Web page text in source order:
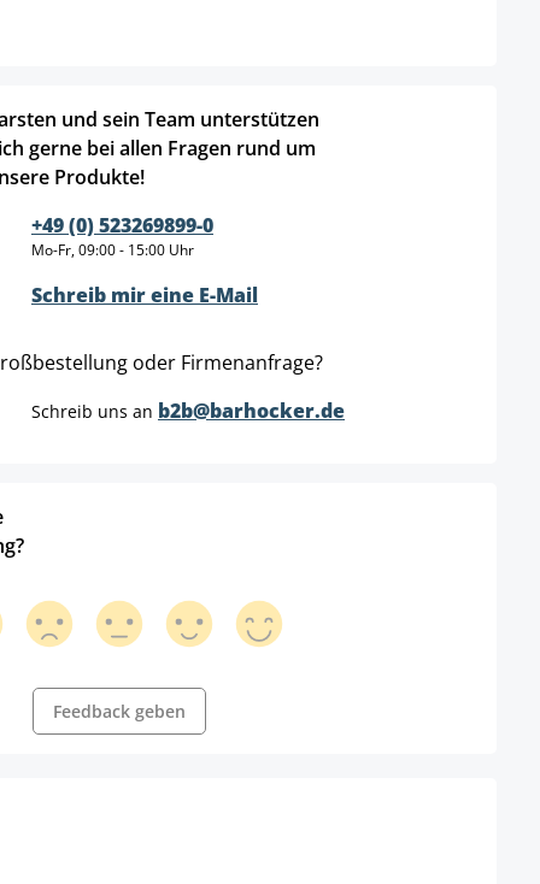
und sein Team unterstützen
gerne bei allen Fragen rund um
Produkte!
+49 (0) 523269899-0
Mo-Fr, 09:00 - 15:00 Uhr
Schreib mir eine E-Mail
oder Firmenanfrage?
Schreib uns an b2b@barhocker.de
Feedback geben